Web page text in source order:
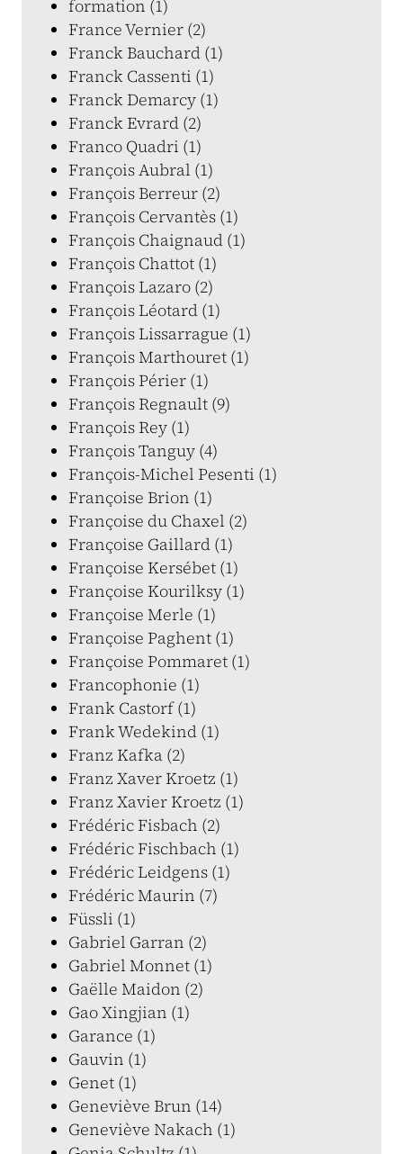
formation (1)
France Vernier (2)
Franck Bauchard (1)
Franck Cassenti (1)
Franck Demarcy (1)
Franck Evrard (2)
Franco Quadri (1)
François Aubral (1)
François Berreur (2)
François Cervantès (1)
François Chaignaud (1)
François Chattot (1)
François Lazaro (2)
François Léotard (1)
François Lissarrague (1)
François Marthouret (1)
François Périer (1)
François Regnault (9)
François Rey (1)
François Tanguy (4)
François-Michel Pesenti (1)
Françoise Brion (1)
Françoise du Chaxel (2)
Françoise Gaillard (1)
Françoise Kersébet (1)
Françoise Kourilksy (1)
Françoise Merle (1)
Françoise Paghent (1)
Françoise Pommaret (1)
Francophonie (1)
Frank Castorf (1)
Frank Wedekind (1)
Franz Kafka (2)
Franz Xaver Kroetz (1)
Franz Xavier Kroetz (1)
Frédéric Fisbach (2)
Frédéric Fischbach (1)
Frédéric Leidgens (1)
Frédéric Maurin (7)
Füssli (1)
Gabriel Garran (2)
Gabriel Monnet (1)
Gaëlle Maidon (2)
Gao Xingjian (1)
Garance (1)
Gauvin (1)
Genet (1)
Geneviève Brun (14)
Geneviève Nakach (1)